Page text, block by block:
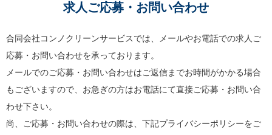
求人ご応募・お問い合わせ
合同会社コンノクリーンサービスでは、メールやお電話での求人ご
応募・お問い合わせを承っております。
メールでのご応募・お問い合わせはご返信までお時間がかかる場合
もございますので、お急ぎの方はお電話にて直接ご応募・お問い合
わせ下さい。
尚、ご応募・お問い合わせの際は、下記プライバシーポリシーをご